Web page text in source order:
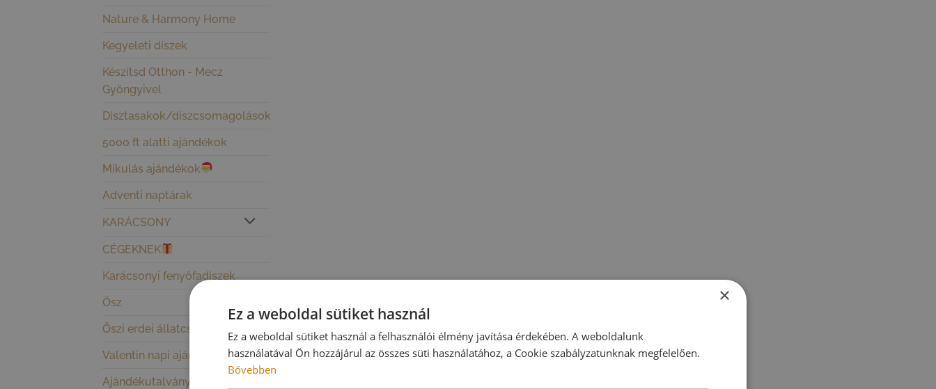
Nature & Harmony Home
Kegyeleti díszek
Készítsd Otthon - Mecz
Gyöngyivel
Dísztasakok/díszcsomagolások
5000 ft alatti ajándékok
Mikulás ajándékok
Adventi naptárak
KARÁCSONY
CÉGEKNEK
Karácsonyi fenyőfadíszek
Ősz
Őszi erdei állatcsaládok
Valentin napi ajándékok
Ajándékutalványok
×
Ez a weboldal sütiket használ
Ez a weboldal sütiket használ a felhasználói élmény javítása érdekében. A weboldalunk
használatával Ön hozzájárul az összes süti használatához, a Cookie szabályzatunknak megfelelően.
Bővebben